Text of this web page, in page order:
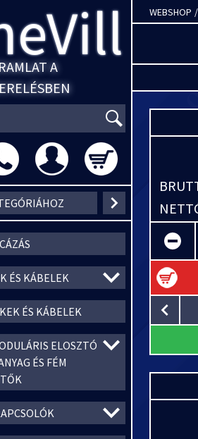
A
ÉS KÁBELEK
ÉS KÁBELEK
ELOSZTÓ
ÉS FÉM
WEBSHOP /